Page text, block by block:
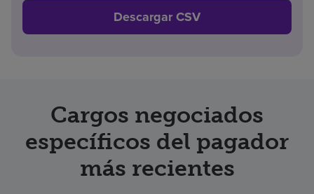
Descargar CSV
Cargos negociados
específicos del pagador
más recientes